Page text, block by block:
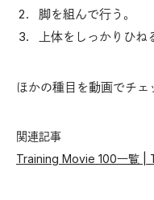
脚を組んで行う。
上体をしっかりひね
ほかの種目を動画でチェ
関連記事
Training Movie 100一覧 |